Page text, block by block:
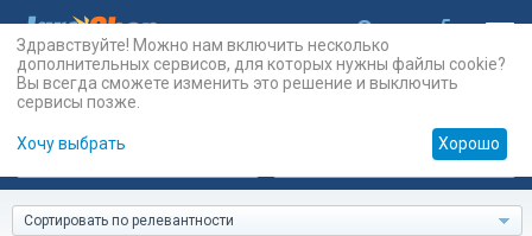
Карты Prepaid
Сортировать по релевантности
Здравствуйте! Можно нам включить несколько
дополнительных сервисов, для которых нужны файлы cookie?
Вы всегда сможете изменить это решение и выключить
сервисы позже.
Хочу выбрать Хорошо